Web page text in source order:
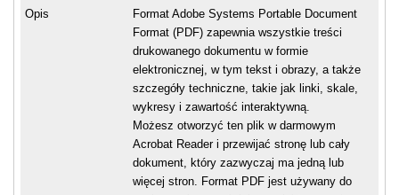
Opis
Format Adobe Systems Portable Document
Format (PDF) zapewnia wszystkie treści
drukowanego dokumentu w formie
elektronicznej, w tym tekst i obrazy, a także
szczegóły techniczne, takie jak linki, skale,
wykresy i zawartość interaktywną.
Możesz otworzyć ten plik w darmowym
Acrobat Reader i przewijać stronę lub cały
dokument, który zazwyczaj ma jedną lub
więcej stron. Format PDF jest używany do